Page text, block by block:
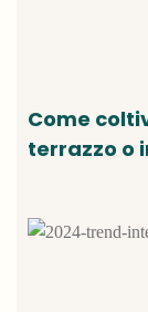
Come
terrazzo o